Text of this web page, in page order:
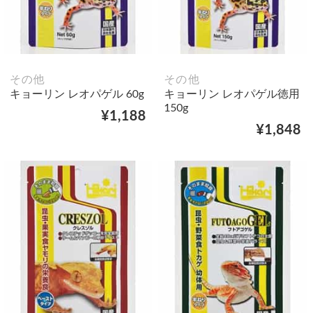
その他
キョーリン レオパゲル 60g
¥1,188
その他
キョーリン レオパゲル徳用
150g
¥1,848